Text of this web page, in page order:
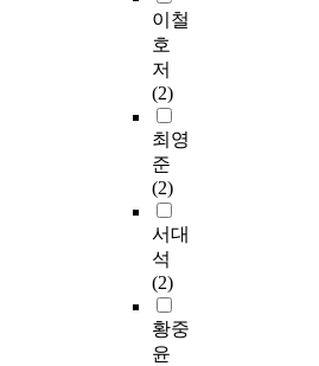
이철
호
저
(2)
최영
준
(2)
서대
석
(2)
황중
윤